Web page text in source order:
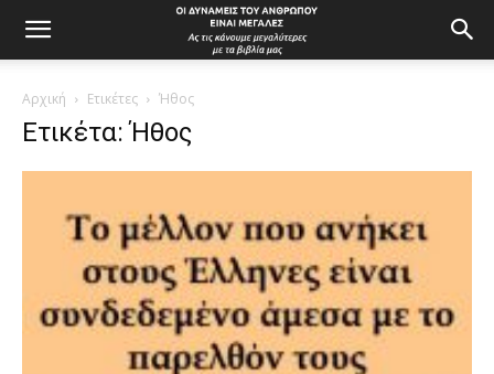
Αρχική Ετικέτες Ήθος
Ετικέτα: Ήθος